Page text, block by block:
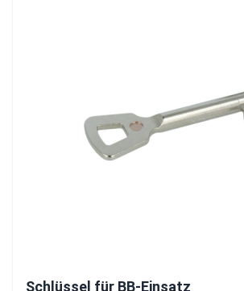
Schlüssel für BB-Einsatz